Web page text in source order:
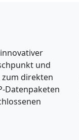
und
direkten
Datenpaketen